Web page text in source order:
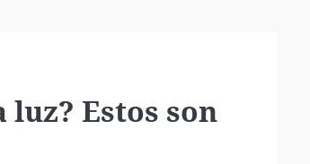
luz? Estos son